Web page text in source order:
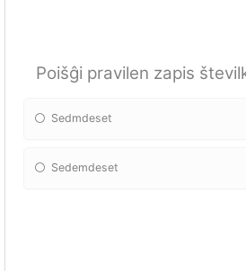
Poišĝi pravilen zapis
Sedmdeset
Sedemdeset